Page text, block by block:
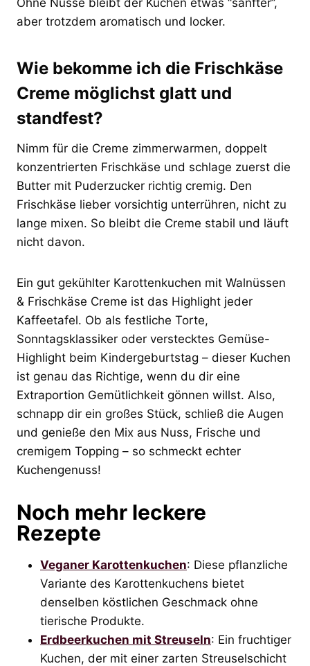
aber trotzdem aromatisch und locker.
Wie bekomme ich die Frischkäse
Creme möglichst glatt und
standfest?
Nimm für die Creme zimmerwarmen, doppelt
konzentrierten Frischkäse und schlage zuerst die
Butter mit Puderzucker richtig cremig. Den
Frischkäse lieber vorsichtig unterrühren, nicht zu
lange mixen. So bleibt die Creme stabil und läuft
nicht davon.
Ein gut gekühlter Karottenkuchen mit Walnüssen
& Frischkäse Creme ist das Highlight jeder
Kaffeetafel. Ob als festliche Torte,
Sonntagsklassiker oder verstecktes Gemüse-
Highlight beim Kindergeburtstag – dieser Kuchen
ist genau das Richtige, wenn du dir eine
Extraportion Gemütlichkeit gönnen willst. Also,
schnapp dir ein großes Stück, schließ die Augen
und genieße den Mix aus Nuss, Frische und
cremigem Topping – so schmeckt echter
Kuchengenuss!
Noch mehr leckere
Rezepte
Veganer Karottenkuchen: Diese pflanzliche
Variante des Karottenkuchens bietet
denselben köstlichen Geschmack ohne
tierische Produkte.
Erdbeerkuchen mit Streuseln: Ein fruchtiger
Kuchen, der mit einer zarten Streuselschicht